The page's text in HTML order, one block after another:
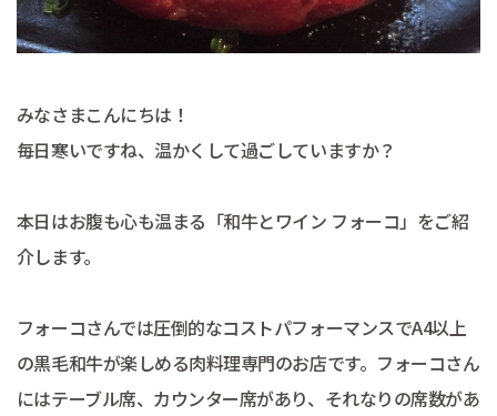
みなさまこんにちは！
毎日寒いですね、温かくして過ごしていますか？
本日はお腹も心も温まる「和牛とワイン フォーコ」をご紹
介します。
フォーコさんでは圧倒的なコストパフォーマンスでA4以上
の黒毛和牛が楽しめる肉料理専門のお店です。フォーコさん
にはテーブル席、カウンター席があり、それなりの席数があ